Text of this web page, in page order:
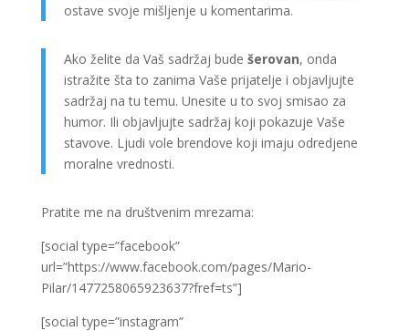
ostave svoje mišljenje u komentarima.
Ako želite da Vaš sadržaj bude šerovan, onda
istražite šta to zanima Vaše prijatelje i objavljujte
sadržaj na tu temu. Unesite u to svoj smisao za
humor. Ili objavljujte sadržaj koji pokazuje Vaše
stavove. Ljudi vole brendove koji imaju odredjene
moralne vrednosti.
Pratite me na društvenim mrezama:
[social type=”facebook”
url=”https://www.facebook.com/pages/Mario-
Pilar/1477258065923637?fref=ts”]
[social type=”instagram”